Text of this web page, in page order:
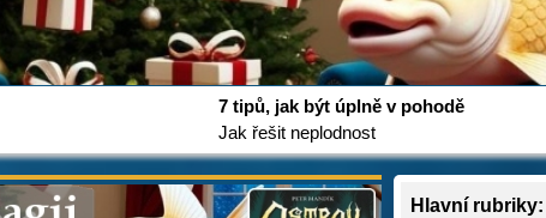
7 tipů, jak být úplně v pohodě
Jak řešit neplodnost
Hlavní rubriky: